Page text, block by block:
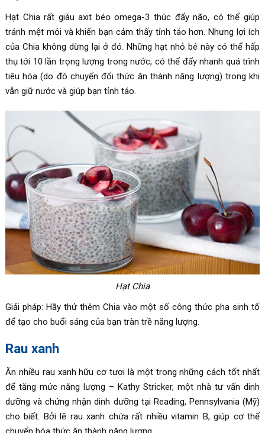
Hạt Chia rất giàu axit béo omega-3 thúc đẩy não, có thể giúp
tránh mệt mỏi và khiến bạn cảm thấy tỉnh táo hơn. Nhưng lợi ích
của Chia không dừng lại ở đó. Những hạt nhỏ bé này có thể hấp
thụ tới 10 lần trọng lượng trong nước, có thể đẩy nhanh quá trình
tiêu hóa (do đó chuyển đổi thức ăn thành năng lượng) trong khi
vẫn giữ nước và giúp bạn tỉnh táo.
Hạt Chia
Giải pháp: Hãy thử thêm Chia vào một số công thức pha sinh tố
để tạo cho buổi sáng của bạn tràn trề năng lượng.
Rau xanh
Ăn nhiều rau xanh hữu cơ tươi là một trong những cách tốt nhất
để tăng mức năng lượng – Kathy Stricker, một nhà tư vấn dinh
dưỡng và chứng nhận dinh dưỡng tại Reading, Pennsylvania (Mỹ)
cho biết. Bởi lẽ rau xanh chứa rất nhiều vitamin B, giúp cơ thể